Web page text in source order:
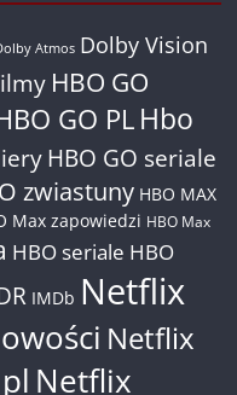
Atmos Dolby Vision
HBO GO
GO PL Hbo
HBO GO seriale
zwiastuny HBO MAX
Max zapowiedzi HBO Max
HBO seriale HBO
IMDb Netflix
Netflix
Netflix